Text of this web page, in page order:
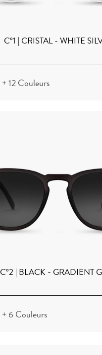
C°1 | CRISTAL - WHITE
+ 12 Couleurs
C°2 | BLACK - GRADIENT
+ 6 Couleurs